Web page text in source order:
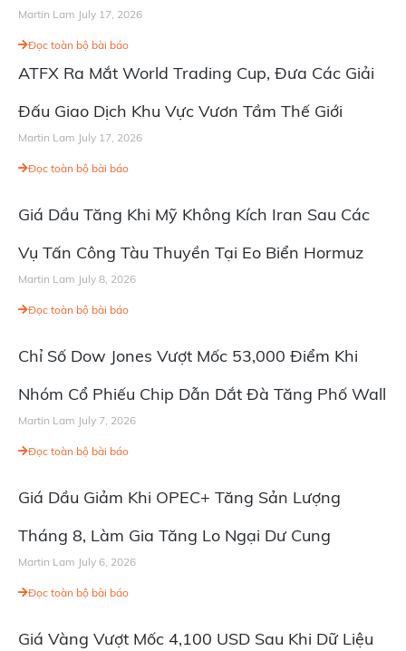
Martin Lam July 17, 2026
Đọc toàn bộ bài báo
ATFX Ra Mắt World Trading Cup, Đưa Các Giải
Đấu Giao Dịch Khu Vực Vươn Tầm Thế Giới
Martin Lam July 17, 2026
Đọc toàn bộ bài báo
Giá Dầu Tăng Khi Mỹ Không Kích Iran Sau Các
Vụ Tấn Công Tàu Thuyền Tại Eo Biển Hormuz
Martin Lam July 8, 2026
Đọc toàn bộ bài báo
Chỉ Số Dow Jones Vượt Mốc 53,000 Điểm Khi
Nhóm Cổ Phiếu Chip Dẫn Dắt Đà Tăng Phố Wall
Martin Lam July 7, 2026
Đọc toàn bộ bài báo
Giá Dầu Giảm Khi OPEC+ Tăng Sản Lượng
Tháng 8, Làm Gia Tăng Lo Ngại Dư Cung
Martin Lam July 6, 2026
Đọc toàn bộ bài báo
Giá Vàng Vượt Mốc 4,100 USD Sau Khi Dữ Liệu